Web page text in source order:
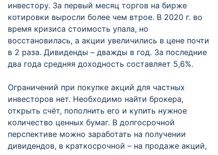
инвестору. За первый месяц торгов на бирже
котировки выросли более чем втрое. В 2020 г. во
время кризиса стоимость упала, но
восстановилась, а акции увеличились в цене почти
в 2 раза. Дивиденды – дважды в год. За последние
два года средняя доходность составляет 5,6%.
Ограничений при покупке акций для частных
инвесторов нет. Необходимо найти брокера,
открыть счёт, пополнить его и купить нужное
количество ценных бумаг. В долгосрочной
перспективе можно заработать на получении
дивидендов, в краткосрочной – на продаже акций,